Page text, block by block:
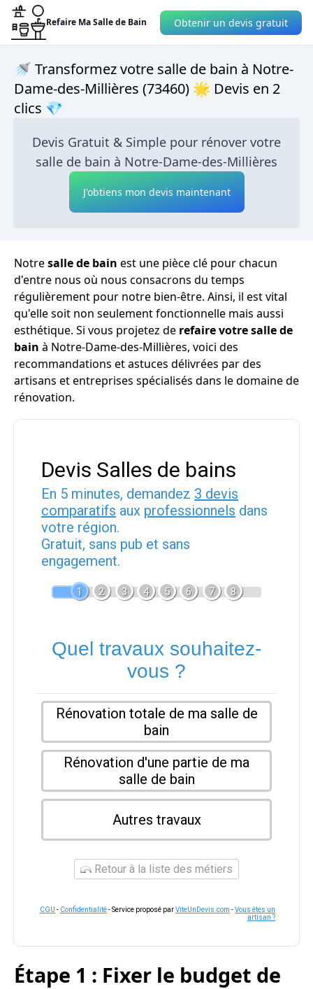
Refaire Ma Salle de Bain Obtenir un devis gratuit
🚿 Transformez votre salle de bain à Notre-
Dame-des-Millières (73460) 🌟 Devis en 2
clics 💎
Devis Gratuit & Simple pour rénover votre
salle de bain à Notre-Dame-des-Millières
J'obtiens mon devis maintenant
Notresalle de bain est une pièce clé pour chacun
d'entre nous où nous consacrons du temps
régulièrement pour notre bien-être. Ainsi, il est vital
qu'elle soit non seulement fonctionnelle mais aussi
esthétique. Si vous projetez de refaire votre salle de
bain à Notre-Dame-des-Millières, voici des
recommandations et astuces délivrées par des
artisans et entreprises spécialisés dans le domaine de
rénovation.
Devis Salles de bains
En 5 minutes, demandez 3 devis
comparatifs aux professionnels dans
votre région.
Gratuit, sans pub et sans
engagement.
1 2 3 4 5 6 7 8
Quel travaux souhaitez-
vous ?
Rénovation totale de ma salle de
bain
Rénovation d'une partie de ma
salle de bain
Autres travaux
Retour à la liste des métiers
CGU - Confidentialité- Service proposé parViteUnDevis.com -Vous êtes un
artisan ?
Étape 1 : Fixer le budget de